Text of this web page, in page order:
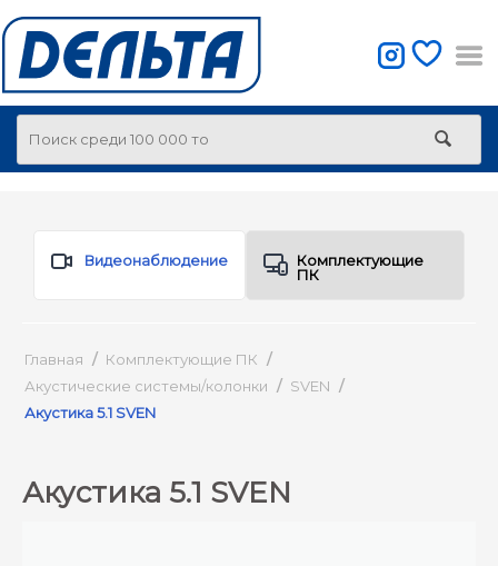
Видеонаблюдение
Комплектующие
ПК
Главная / Комплектующие ПК /
Акустические системы/колонки / SVEN /
Акустика 5.1 SVEN
Акустика 5.1 SVEN